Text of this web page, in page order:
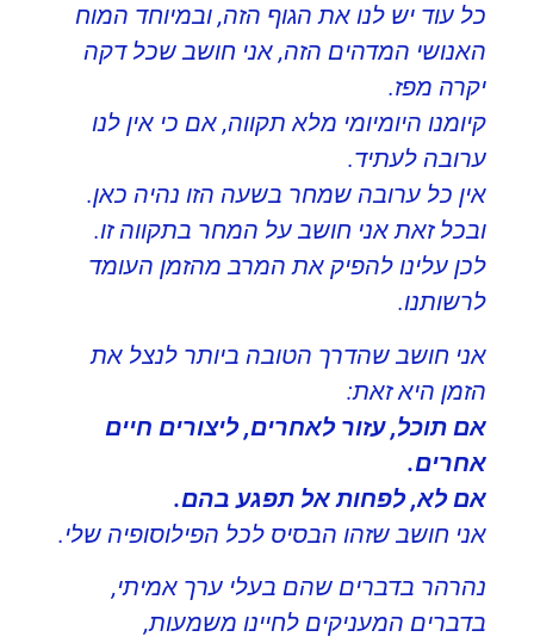
כל עוד יש לנו את הגוף הזה, ובמיוחד המוח
האנושי המדהים הזה, אני חושב שכל דקה
יקרה מפז.
קיומנו היומיומי מלא תקווה, אם כי אין לנו
ערובה לעתיד.
אין כל ערובה שמחר בשעה הזו נהיה כאן.
ובכל זאת אני חושב על המחר בתקווה זו.
לכן עלינו להפיק את המרב מהזמן העומד
לרשותנו.
אני חושב שהדרך הטובה ביותר לנצל את
הזמן היא זאת:
אם תוכל, עזור לאחרים, ליצורים חיים
אחרים.
אם לא, לפחות אל תפגע בהם.
אני חושב שזהו הבסיס לכל הפילוסופיה שלי.
נהרהר בדברים שהם בעלי ערך אמיתי,
בדברים המעניקים לחיינו משמעות,